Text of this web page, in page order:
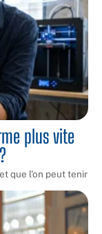
plus vite
que l'on peut tenir